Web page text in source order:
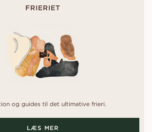
FRIERIET
og guides til det ultimative frieri.
LÆS MER